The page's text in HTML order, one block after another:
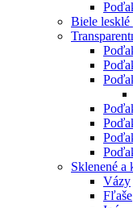
Biele
Sklenené a
Vázy
Fľaše